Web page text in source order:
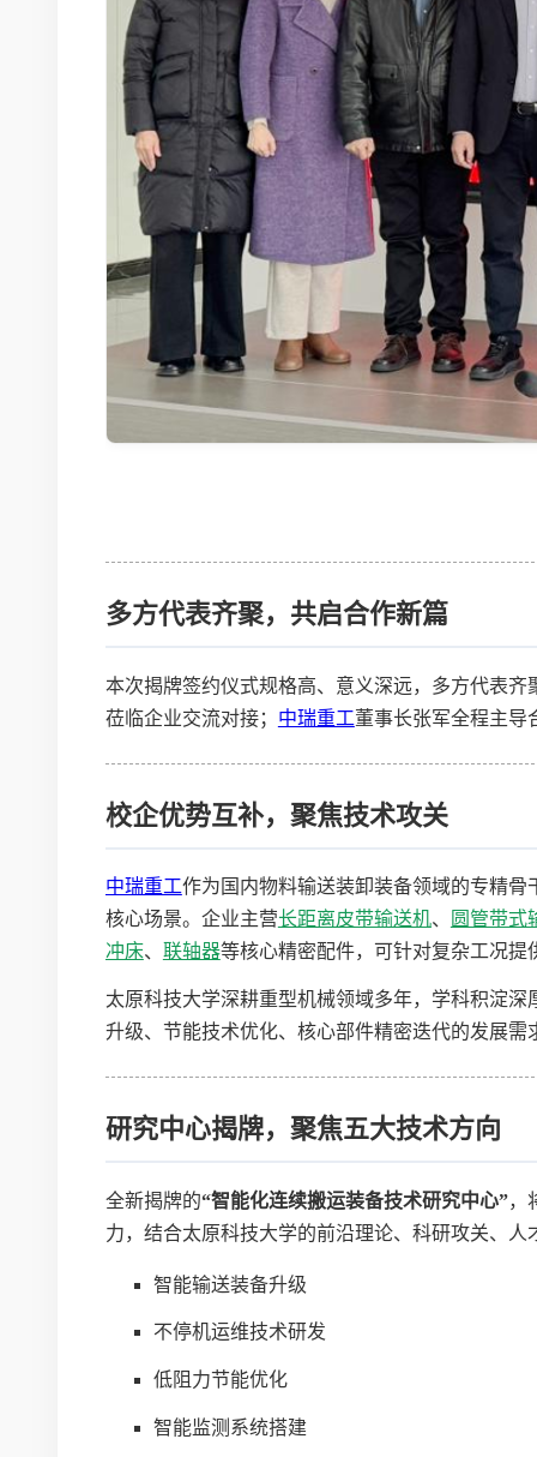
多方代表齐聚，共启合作新篇
本次揭牌签约仪式规格高、意义深远，多方代表
莅临企业交流对接； 中瑞重工董事长张军全程主导
校企优势互补，聚焦技术攻关
中瑞重工作为国内物料输送装卸装备领域的专精
核心场景。企业主营长距离皮带输送机、
圆管带式
冲床、 联轴器等核心精密配件，可针对复杂工况提
太原科技大学深耕重型机械领域多年，学科积淀深
升级、节能技术优化、核心部件精密迭代的发展
研究中心揭牌，聚焦五大技术方向
全新揭牌的“智能化连续搬运装备技术研究中心”，
力，结合太原科技大学的前沿理论、科研攻关、
智能输送装备升级
不停机运维技术研发
低阻力节能优化
智能监测系统搭建